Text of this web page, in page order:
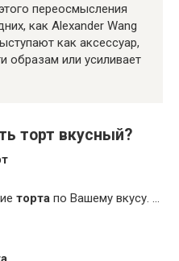
переосмысления
как Alexander Wang
как аксессуар,
образам или усиливает
торт вкусный?
торта по Вашему вкусу. …